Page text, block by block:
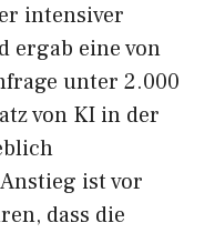
intensiver
ergab eine von
unter 2.000
von KI in der
ist vor
dass die